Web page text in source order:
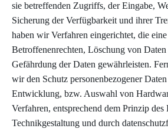
sie betreffenden Zugriffs, der Eingabe,
Sicherung der Verfügbarkeit und ihrer
haben wir Verfahren eingerichtet, die
Betroffenenrechten, Löschung von
Gefährdung der Daten gewährleisten.
wir den Schutz personenbezogener
Entwicklung, bzw. Auswahl von
Verfahren, entsprechend dem Prinzip des
Technikgestaltung und durch